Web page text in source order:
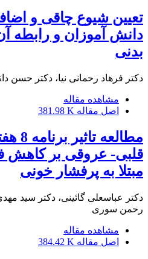
تعیین شیوع چاقی و
دانش آموزان و رابطه
بدنی
دکتر فرهاد رحمانی نیا، دکتر حسن
مشاهده مقاله
اصل مقاله 381.98 K
قلبی- عروقی بر کاهش
مبتلا به پرفشار خونی
دکتر عباسعلی گائینی، دکتر سید
رحمن سوری
مشاهده مقاله
اصل مقاله 384.42 K